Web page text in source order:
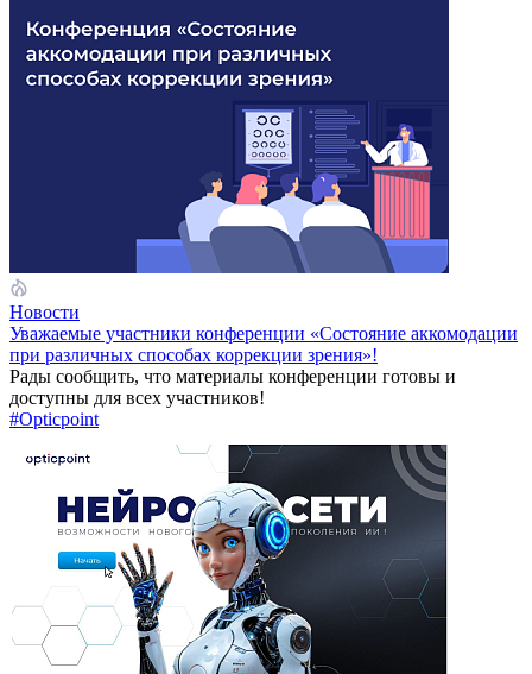
Новости
Уважаемые участники конференции «Состояние аккомодации
при различных способах коррекции зрения»!
Рады сообщить, что материалы конференции готовы и
доступны для всех участников!
#Opticpoint